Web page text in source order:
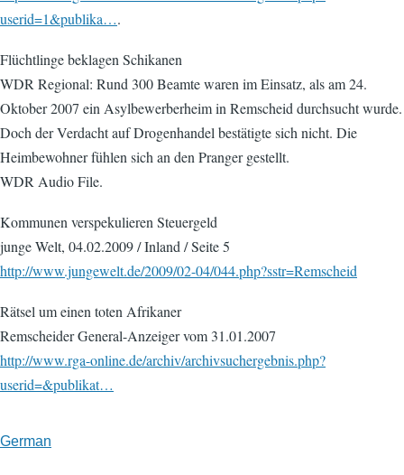
userid=1&publika….
Flüchtlinge beklagen Schikanen
WDR Regional: Rund 300 Beamte waren im Einsatz, als am 24.
Oktober 2007 ein Asylbewerberheim in Remscheid durchsucht wurde.
Doch der Verdacht auf Drogenhandel bestätigte sich nicht. Die
Heimbewohner fühlen sich an den Pranger gestellt.
WDR Audio File.
Kommunen verspekulieren Steuergeld
junge Welt, 04.02.2009 / Inland / Seite 5
http://www.jungewelt.de/2009/02-04/044.php?sstr=Remscheid
Rätsel um einen toten Afrikaner
Remscheider General-Anzeiger vom 31.01.2007
http://www.rga-online.de/archiv/archivsuchergebnis.php?
userid=&publikat…
German